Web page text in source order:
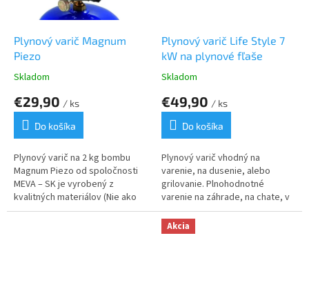
Plynový varič Magnum
Piezo
Skladom
€29,90 / ks
Do košíka
Plynový varič na 2 kg bombu
Magnum Piezo od spoločnosti
MEVA – SK je vyrobený z
kvalitných materiálov (Nie ako
tie napodobeniny za pár eur) s
Plynový varič Life Style 7
kW na plynové fľaše
Skladom
€49,90 / ks
Do košíka
Plynový varič vhodný na
varenie, na dusenie, alebo
grilovanie. Plnohodnotné
varenie na záhrade, na chate, v
predajnom stánku, v kempe,
alebo na firemnej akcii.
Akcia